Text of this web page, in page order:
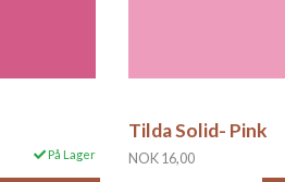
På Lager
Tilda Solid- Pink
NOK 16,00